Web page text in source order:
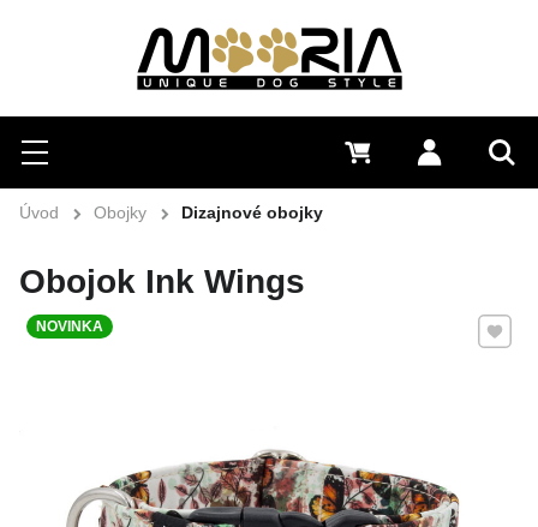
Hľadať
Menu Prihlásiť
0 €
Úvod Obojky Dizajnové obojky
Obojok Ink Wings
Pridať
NOVINKA